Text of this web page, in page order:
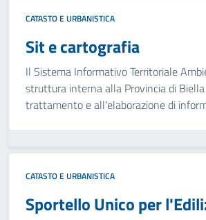
CATASTO E URBANISTICA
Sit e cartografia
Il Sistema Informativo Territoriale
struttura interna alla Provincia di
trattamento e all'elaborazione di
CATASTO E URBANISTICA
Sportello Unico per